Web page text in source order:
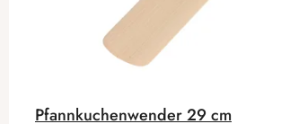
Pfannkuchenwender 29 cm